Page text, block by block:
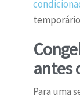
antes
Para uma